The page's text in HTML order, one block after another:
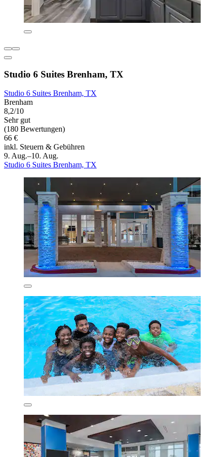
Studio 6 Suites Brenham, TX
Studio 6 Suites Brenham, TX
Brenham
8,2/10
Sehr gut
(180 Bewertungen)
66 €
inkl. Steuern & Gebühren
9. Aug.–10. Aug.
Studio 6 Suites Brenham, TX